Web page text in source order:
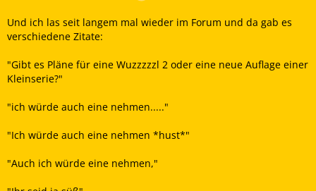
Und ich las seit langem mal wieder im Forum und da gab es
verschiedene Zitate:
"Gibt es Pläne für eine Wuzzzzzl 2 oder eine neue Auflage einer
Kleinserie?"
"ich würde auch eine nehmen....."
"Ich würde auch eine nehmen *hust*"
"Auch ich würde eine nehmen,"